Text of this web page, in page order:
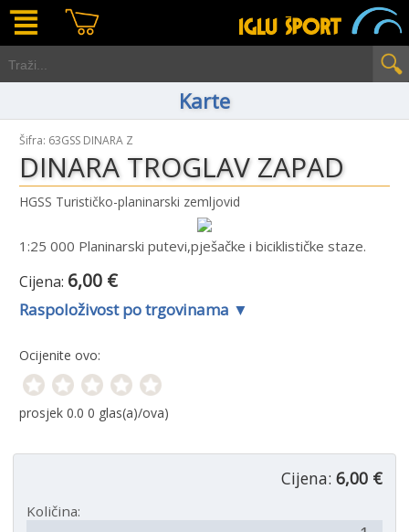
Karte
Šifra: 63GSS DINARA Z
DINARA TROGLAV ZAPAD
HGSS Turističko-planinarski zemljovid
1:25 000 Planinarski putevi,pješačke i biciklističke staze.
Cijena: 6,00 €
Raspoloživost po trgovinama ▼
Ocijenite ovo:
prosjek 0.0 0 glas(a)/ova)
Cijena: 6,00 €
Količina: